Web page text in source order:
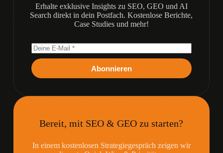
Erhalte exklusive Insights zu SEO, GEO und AI
Search direkt in dein Postfach. Kostenlose Berichte,
Case Studies und mehr!
Abonnieren
Bereit, mit SEO & GEO zu starten?
In einem kostenlosen Strategiegespräch zeigen wir